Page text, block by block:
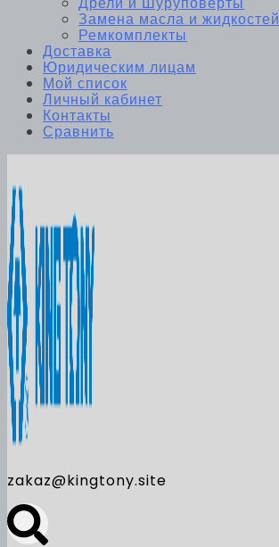
Замена масла и жидкостей
Ремкомплекты
Доставка
Юридическим лицам
Мой список
Личный кабинет
Контакты
Сравнить
zakaz@kingtony.site